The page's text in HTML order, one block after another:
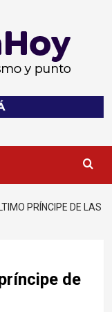
PRÍNCIPE DE LAS
de